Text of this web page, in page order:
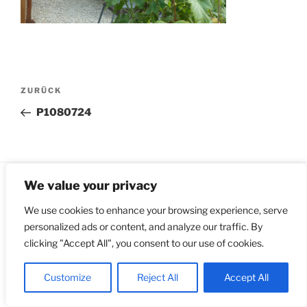
We value your privacy
We use cookies to enhance your browsing experience, serve
personalized ads or content, and analyze our traffic. By
clicking "Accept All", you consent to our use of cookies.
Customize Reject All Accept All
Beitragsnavigation
Vorheriger
Beitrag
ZURÜCK
P1080724
Impressum & Datenschutz
Stolz präsentiert von
WordPress